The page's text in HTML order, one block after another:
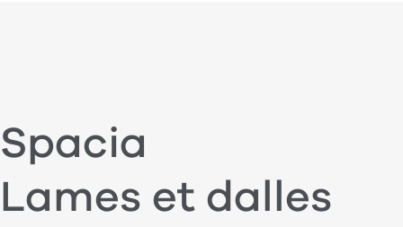
Spacia
Lames et dalles